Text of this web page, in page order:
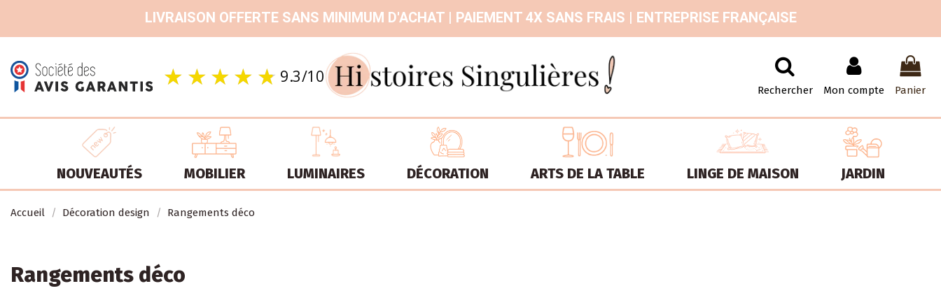
LIVRAISON OFFERTE SANS MINIMUM D'ACHAT | PAIEMENT 4X SANS FRAIS | ENTREPRISE FRANÇAISE
9.3/10 Rechercher Mon compte Panier
NOUVEAUTÉS MOBILIER LUMINAIRES DÉCORATION ARTS DE LA TABLE LINGE DE MAISON JARDIN
Accueil Décoration design Rangements déco
Rangements déco